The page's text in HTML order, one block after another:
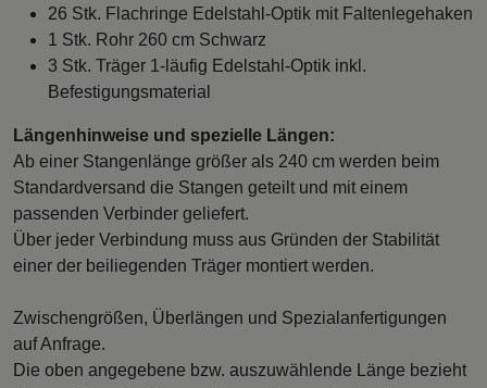
26 Stk. Flachringe Edelstahl-Optik mit Faltenlegehaken
1 Stk. Rohr 260 cm Schwarz
3 Stk. Träger 1-läufig Edelstahl-Optik inkl.
Befestigungsmaterial
Längenhinweise und spezielle Längen:
Ab einer Stangenlänge größer als 240 cm werden beim
Standardversand die Stangen geteilt und mit einem
passenden Verbinder geliefert.
Über jeder Verbindung muss aus Gründen der Stabilität
einer der beiliegenden Träger montiert werden.
Zwischengrößen, Überlängen und Spezialanfertigungen
auf Anfrage.
Die oben angegebene bzw. auszuwählende Länge bezieht